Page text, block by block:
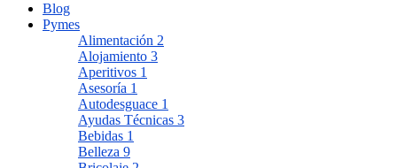
Blog
Pymes
Alimentación 2
Alojamiento 3
Aperitivos 1
Asesoría 1
Autodesguace 1
Ayudas Técnicas 3
Bebidas 1
Belleza 9